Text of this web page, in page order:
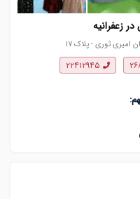
زعفرانیه
امیری ثوری - پلاک ۱۷